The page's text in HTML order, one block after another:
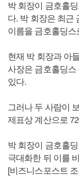
박 회장이 금호홀
다. 박 회장은 최근
이름을 금호홀딩스
현재 박 회장과 아
사장은 금호홀딩스
있다.
그러나 두 사람이
제표상 계산으로
박 회장이 금호홀
극대화한 뒤 이를
[비즈니스포스트